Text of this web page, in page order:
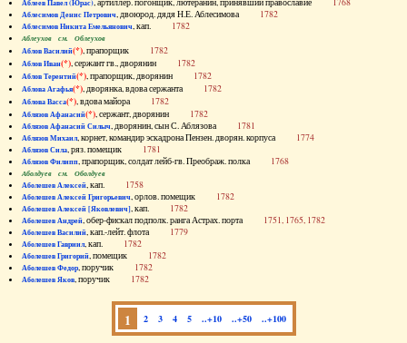
Аблеев Павел (Юрас), артиллер. погонщик, лютеранин, принявший православие 1768
Аблесимов Денис Петрович, двоюрод. дядя Н.Е. Аблесимова 1782
Аблесимов Никита Емельянович, кап. 1782
Аблеухов см. Облеухов
Аблов Василий(*), прапорщик 1782
Аблов Иван(*), сержант гв., дворянин 1782
Аблов Терентий(*), прапорщик, дворянин 1782
Аблова Агафья(*), дворянка, вдова сержанта 1782
Аблова Васса(*), вдова майора 1782
Аблязов Афанасий(*), сержант, дворянин 1782
Аблязов Афанасий Силыч, дворянин, сын С. Аблязова 1781
Аблязов Михаил, корнет, командир эскадрона Пензен. дворян. корпуса 1774
Аблязов Сила, ряз. помещик 1781
Аблязов Филипп, прапорщик, солдат лейб-гв. Преображ. полка 1768
Аболдуев см. Оболдуев
Аболешев Алексей, кап. 1758
Аболешев Алексей Григорьевич, орлов. помещик 1782
Аболешев Алексей [Яковлевич], кап. 1782
Аболешев Андрей, обер-фискал подполк. ранга Астрах. порта 1751, 1765, 1782
Аболешев Василий, кап.-лейт. флота 1779
Аболешев Гавриил, кап. 1782
Аболешев Григорий, помещик 1782
Аболешев Федор, поручик 1782
Аболешев Яков, поручик 1782
1 2 3 4 5 ..+10 ..+50 ..+100